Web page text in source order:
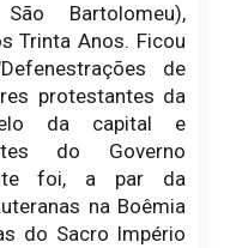
Bartolomeu),
Trinta Anos. Ficou
de
protestantes da
da capital e
do Governo
foi, a par da
na Boêmia
do Sacro Império